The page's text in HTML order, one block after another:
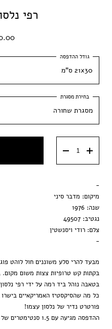
רפי
₪
21x30 ס"מ
21x30 ס"מ
30x42 ס״מ
40x60 ס״מ
50x70 ס״מ
מסגרת שחורה
מסגרת וונגה
הדפסה בלבד
-
מיקום: מדבר סיני
שנה: 1976
נגטיב: 49507
צלם: רודי ויסנשטין
-
מבעד להרי סלע משוננים חול לוהט
בטאבה נוהל ביד רמה על ידי רפי
כל מה שהסיקסטיז האמריקאיים בישרו
פורטרט נדיר של נלסון עצמו!
ההדפסה מגיעה עם 1.5 סנטימטרים של שוליים לבנים הנכללים בגודל ההדפסה